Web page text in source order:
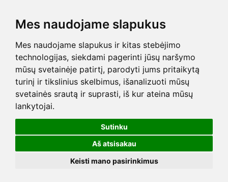
Mes naudojame slapukus
Mes naudojame slapukus ir kitas stebėjimo
technologijas, siekdami pagerinti jūsų naršymo
mūsų svetainėje patirtį, parodyti jums pritaikytą
turinį ir tikslinius skelbimus, išanalizuoti mūsų
svetainės srautą ir suprasti, iš kur ateina mūsų
lankytojai.
Sutinku
Aš atsisakau
Keisti mano pasirinkimus